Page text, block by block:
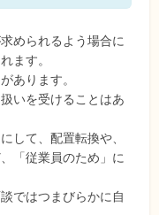
められるよう場合に
ます。
あります。
いを受けることはあ
して、配置転換や、
「従業員のため」に
ではつまびらかに自